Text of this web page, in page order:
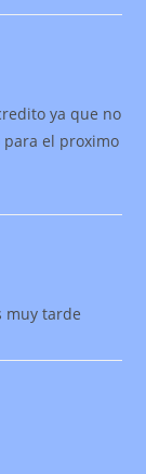
ya que no
el proximo
muy tarde